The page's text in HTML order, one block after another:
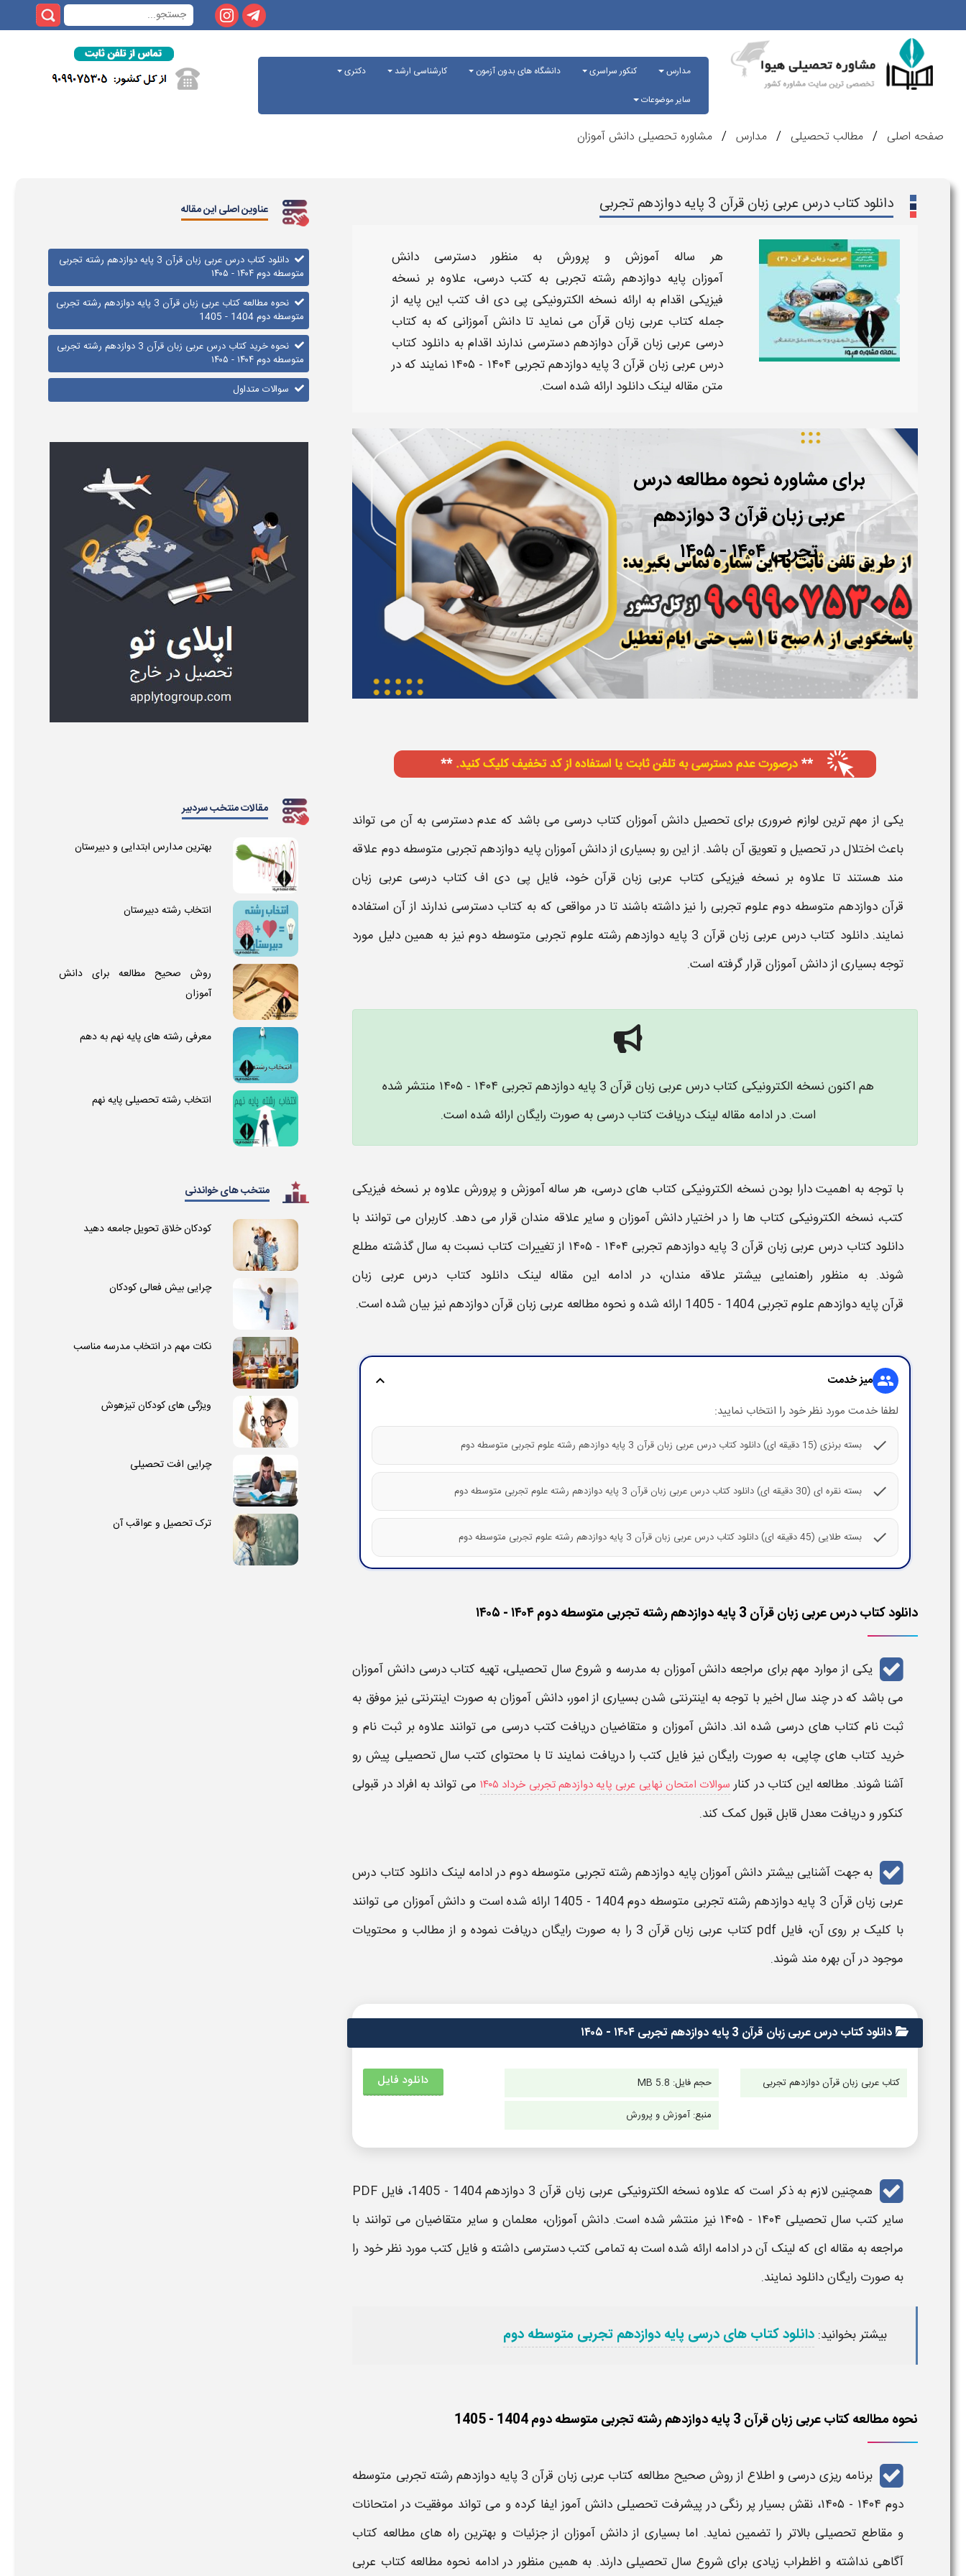
مدارس کنکور سراسری دانشگاه های بدون آزمون کارشناسی ارشد
دکتری
سایر موضوعات
صفحه اصلی مطالب تحصیلی مدارس مشاوره تحصیلی دانش آموزان
دانلود کتاب درس عربی زبان قرآن 3 پایه دوازدهم تجربی
هر ساله آموزش و پرورش به منظور دسترسی دانش
آموزان پایه دوازدهم رشتهتجربی به کتب درسی، علاوه بر نسخه
فیزیکی اقدام به ارائه نسخه الکترونیکی پی دی اف کتباین پایه از
جمله کتاب عربی زبان قرآن می نماید تا دانش آموزانی که به کتاب
درسی عربی زبان قرآن دوازدهمدسترسی ندارند اقدام به دانلود کتاب
درس عربی زبان قرآن 3 پایه دوازدهم تجربی
۱۴۰۴ - ۱۴۰۵
نمایند که در
متن مقالهلینک دانلودارائه شده است.
برای مشاوره نحوه مطالعهدرس
عربی زبان قرآن 3 دوازدهم
تجربی۱۴۰۴ - ۱۴۰۵
یکی از مهم ترین لوازم ضروری برای تحصیل دانش آموزان کتاب درسی می باشد که عدم دسترسی به آن می تواند
باعث اختلال در تحصیل و تعویق آن باشد. از این رو بسیاری از دانش آموزانپایه دوازدهمتجربی متوسطه دوم علاقه
مند هستند تا علاوه بر نسخه فیزیکی کتاب عربی زبان قرآنخود، فایل پی دی اف کتاب درسی عربی زبان
قرآن دوازدهم متوسطه دوم علوم تجربی را نیز داشته باشند تا در مواقعی که به کتاب دسترسی ندارند از آن استفاده
نمایند.دانلود کتاب درس عربی زبان قرآن 3 پایه دوازدهم رشته علوم تجربی متوسطه دوم
نیز به همین دلیل مورد
توجه بسیاری از دانش‌ آموزان قرار گرفته است.
هم اکنون نسخه الکترونیکی کتاب درس عربی زبان قرآن 3 پایه دوازدهمتجربی
۱۴۰۴ - ۱۴۰۵ منتشر شده
است. در ادامه مقاله لینک دریافت کتاب درسی به صورت رایگان ارائه شده است.
با توجه به اهمیت دارا بودن نسخه الکترونیکی کتاب های درسی، هر ساله آموزش و پرورش علاوه بر نسخه فیزیکی
کتب، نسخه الکترونیکی کتاب ها را در اختیار دانش آموزان و سایر علاقه مندان قرار می دهد. کاربران می توانند با
دانلود کتاب درس عربی زبان قرآن 3 پایه دوازدهم تجربی ۱۴۰۴ - ۱۴۰۵ از تغییرات کتاب نسبت به سال گذشته مطلع
شوند. به منظور راهنمایی بیشتر علاقه مندان، در ادامه این مقاله لینک دانلود کتاب درس عربی زبان
قرآنپایه دوازدهم علوم تجربی 1404 - 1405 ارائه شده و نحوه مطالعه عربی زبان قرآندوازدهمنیز بیان شده است.
group میز خدمت expand_more
لطفا خدمت مورد نظر خود را انتخاب نمایید:
check بسته برنزی (15 دقیقه ای) دانلود کتاب درس عربی زبان قرآن 3 پایه دوازدهم رشته علوم تجربی متوسطه دوم
check بسته نقره ای (30 دقیقه ای) دانلود کتاب درس عربی زبان قرآن 3 پایه دوازدهم رشته علوم تجربی متوسطه دوم
check بسته طلایی (45 دقیقه ای) دانلود کتاب درس عربی زبان قرآن 3 پایه دوازدهم رشته علوم تجربی متوسطه دوم
دانلود کتاب درس عربی زبان قرآن 3 پایه دوازدهم رشته تجربی متوسطه دوم ۱۴۰۴ - ۱۴۰۵
یکی از موارد مهم برای مراجعه دانش آموزان به مدرسه و شروع سال تحصیلی، تهیه کتابدرسی دانش آموزان
می باشد که در چند سال اخیر با توجه به اینترنتی شدن بسیاری از امور، دانش آموزان به صورت اینترنتی نیز موفق به
ثبت نام کتاب هایدرسی شده اند. دانش آموزان و متقاضیان دریافت کتب درسی می توانند علاوه بر ثبت نام و
خرید کتاب های چاپی، به صورت رایگان نیز فایل کتب را دریافت نمایند تا با محتوای کتب سال تحصیلی پیش رو
آشنا شوند. مطالعه این کتاب در کنار سوالات امتحان نهایی عربی پایه دوازدهم تجربی خرداد ۱۴۰۵
می تواند به افراد در قبولی
کنکور و دریافت معدل قابل قبول کمک کند.
به جهت آشنایی بیشتر دانش آموزانپایه دوازدهم رشته تجربی متوسطه دوم در ادامه لینک دانلود کتاب درس
عربی زبان قرآن 3 پایه دوازدهم رشته تجربی متوسطه دوم
1404 - 1405
ارائه شده است و دانش آموزان می توانند
با کلیک بر روی آن، فایل pdf کتاب عربی زبان قرآن 3 را به صورت رایگان دریافت نموده و از مطالب و محتویات
موجود در آن بهره مند شوند.
دانلود کتاب درس عربی زبان قرآن 3 پایه دوازدهم تجربی ۱۴۰۴ - ۱۴۰۵
کتاب عربی زبان قرآن دوازدهم تجربی حجم فایل: 5.8 MB
منبع:آموزش و پرورش
دانلود فایل
همچنین لازم به ذکر است که علاوه نسخه الکترونیکی عربی زبان قرآن 3 دوازدهم 1404 - 1405 ، فایل PDF
سایر کتب سال تحصیلی
نیز منتشر شده است. دانش آموزان، معلمان و سایر متقاضیان می توانند با
مراجعه به مقاله ای که لینک آن در ادامه ارائه شده است به تمامی کتب دسترسی داشته و فایل کتب مورد نظر خود را
به صورت رایگاندانلود نمایند.
بیشتر بخوانید: دانلود کتاب های درسی پایه دوازدهم تجربی متوسطه دوم
نحوه مطالعه کتاب عربی زبان قرآن 3 پایه دوازدهم رشته تجربی متوسطه دوم 1404 - 1405
برنامه ریزی درسی و اطلاع از روش صحیح مطالعه
کتاب عربی زبان قرآن 3 پایه دوازدهم رشته تجربی متوسطه
دوم ۱۴۰۴ - ۱۴۰۵
، نقش بسیار پر رنگی درپیشرفت تحصیلیدانش آموز ایفا کرده و می تواند موفقیت در امتحانات
و مقاطع تحصیلی بالاتر را تضمین نماید. اما بسیاری از دانش آموزان از جزئیات و بهترین راه های مطالعه کتاب
آگاهی نداشته و اظطراب زیادی برای شروع سال تحصیلی دارند. به همین منظور در ادامه نحوه مطالعه کتاب عربی
عناوین اصلی این مقاله
دانلود کتاب درس عربی زبان قرآن 3 پایه دوازدهم رشته تجربی
متوسطه دوم ۱۴۰۴ - ۱۴۰۵
نحوه مطالعه کتاب عربی زبان قرآن 3 پایه دوازدهم رشته تجربی
متوسطه دوم 1404 - 1405
نحوه خرید کتاب درس عربی زبان قرآن 3 دوازدهم رشته تجربی
متوسطه دوم ۱۴۰۴ - ۱۴۰۵
سوالات متداول
مقالات منتخب سردبیر
بهترین مدارس ابتدایی و دبیرستان
انتخاب رشته دبیرستان
روش صحیح مطالعه برای دانش
آموزان
معرفی رشته های پایه نهم به دهم
انتخاب رشته تحصیلی پایه نهم
منتخب های خواندنی
کودکان خلاق تحویل جامعه دهید
چرایی بیش فعالی کودکان
نکات مهم در انتخاب مدرسه مناسب
ویژگی های کودکان تیزهوش
چرایی افت تحصیلی
ترک تحصیل و عواقب آن